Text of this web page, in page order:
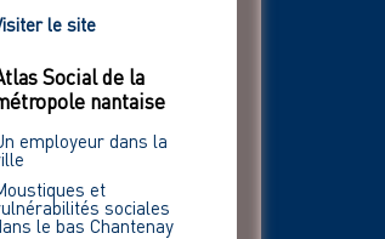
le site
Social de la
nantaise
employeur dans la
et
sociales
le bas Chantenay